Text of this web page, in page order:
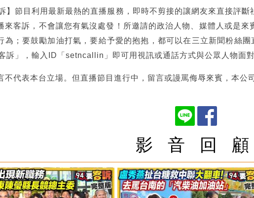
】節目利用最新最熱的直播服務，即時不剪接的讓網友來直接評
來客訴，不會讓您有氣沒處發！所邀請的政治人物、媒體人或是
為；要鼓勵加油打氣，要給予愛的抱抱，都可以在三立新聞粉絲
訴」，輸入ID「setncallin」即可用視訊或通話方式與公眾人物面
不代表本台立場。但直播節目進行中，留言或謾罵侮辱來賓，本公
影 音 回 顧